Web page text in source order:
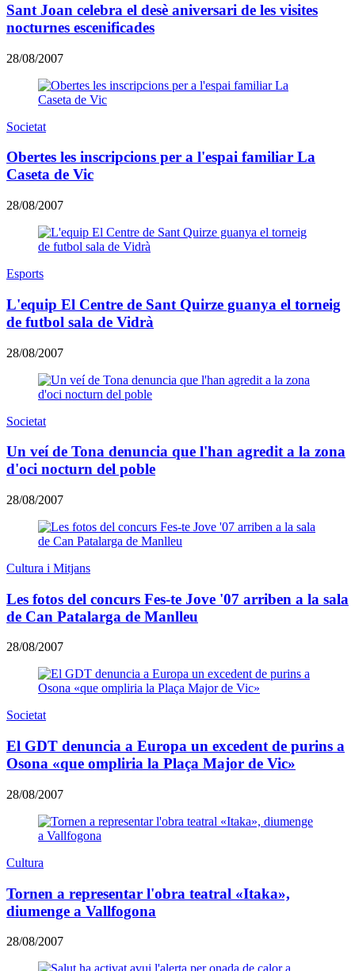
Sant Joan celebra el desè aniversari de les visites
nocturnes escenificades
28/08/2007
Societat
Obertes les inscripcions per a l'espai familiar La
Caseta de Vic
28/08/2007
Esports
L'equip El Centre de Sant Quirze guanya el torneig
de futbol sala de Vidrà
28/08/2007
Societat
Un veí de Tona denuncia que l'han agredit a la zona
d'oci nocturn del poble
28/08/2007
Cultura i Mitjans
Les fotos del concurs Fes-te Jove '07 arriben a la sala
de Can Patalarga de Manlleu
28/08/2007
Societat
El GDT denuncia a Europa un excedent de purins a
Osona «que ompliria la Plaça Major de Vic»
28/08/2007
Cultura
Tornen a representar l'obra teatral «Itaka»,
diumenge a Vallfogona
28/08/2007